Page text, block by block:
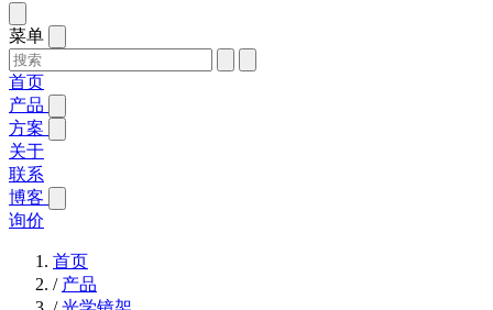
菜单
首页
产品
方案
关于
联系
博客
询价
首页
/ 产品